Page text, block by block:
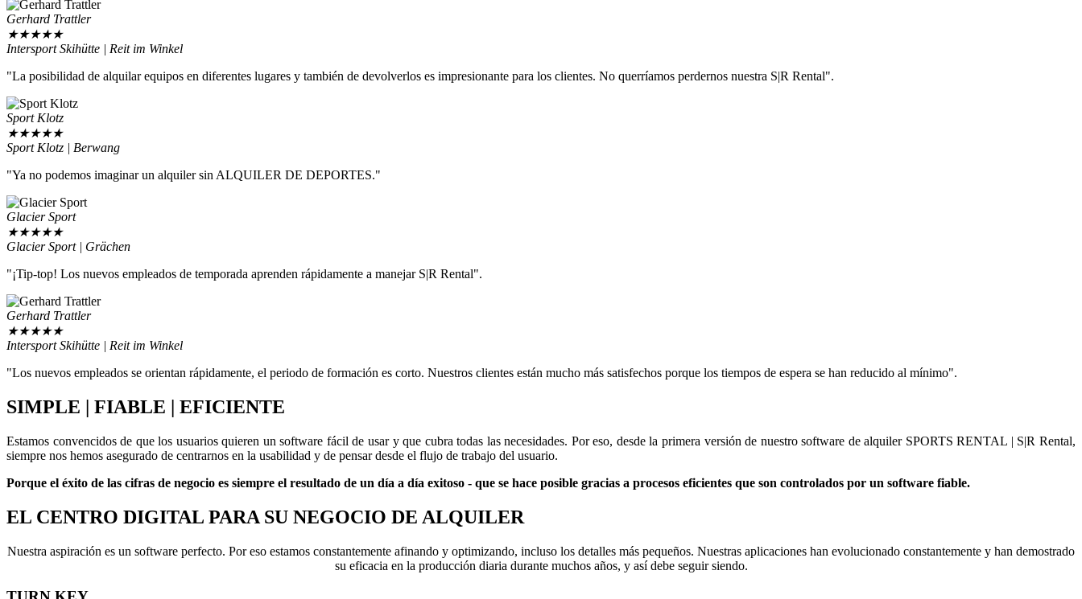
Gerhard Trattler
★★★★★
Intersport Skihütte | Reit im Winkel
"La posibilidad de alquilar equipos en diferentes lugares y también de devolverlos es impresionante para los clientes. No querríamos perdernos nuestra S|R Rental".
Sport Klotz
★★★★★
Sport Klotz | Berwang
"Ya no podemos imaginar un alquiler sin ALQUILER DE DEPORTES."
Glacier Sport
★★★★★
Glacier Sport | Grächen
"¡Tip-top! Los nuevos empleados de temporada aprenden rápidamente a manejar S|R Rental".
Gerhard Trattler
★★★★★
Intersport Skihütte | Reit im Winkel
"Los nuevos empleados se orientan rápidamente, el periodo de formación es corto. Nuestros clientes están mucho más satisfechos porque los tiempos de espera se han reducido al mínimo".
SIMPLE | FIABLE | EFICIENTE
Estamos convencidos de que los usuarios quieren un software fácil de usar y que cubra todas las necesidades. Por eso, desde la primera versión de nuestro software de alquiler SPORTS RENTAL | S|R Rental,
siempre nos hemos asegurado de centrarnos en la usabilidad y de pensar desde el flujo de trabajo del usuario.
Porque el éxito de las cifras de negocio es siempre el resultado de un día a día exitoso - que se hace posible gracias a procesos eficientes que son controlados por un software fiable.
EL CENTRO DIGITAL PARA SU NEGOCIO DE ALQUILER
Nuestra aspiración es un software perfecto. Por eso estamos constantemente afinando y optimizando, incluso los detalles más pequeños. Nuestras aplicaciones han evolucionado constantemente y han demostrado
su eficacia en la producción diaria durante muchos años, y así debe seguir siendo.